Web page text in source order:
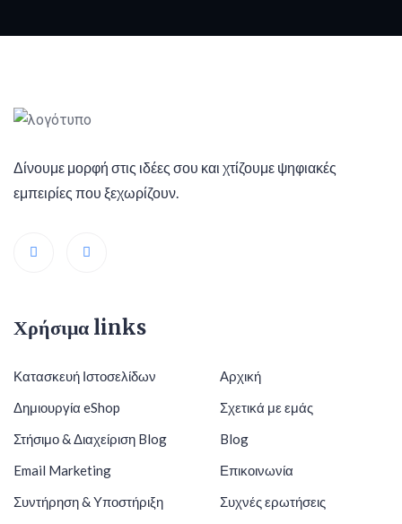
Δίνουμε μορφή στις ιδέες σου και χτίζουμε ψηφιακές
εμπειρίες που ξεχωρίζουν.
Χρήσιμα links
Κατασκευή Ιστοσελίδων
Δημιουργία eShop
Στήσιμο & Διαχείριση Blog
Email Marketing
Συντήρηση & Υποστήριξη
Αρχική
Σχετικά με εμάς
Blog
Επικοινωνία
Συχνές ερωτήσεις